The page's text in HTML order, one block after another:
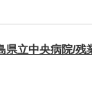
県立中央病院/残